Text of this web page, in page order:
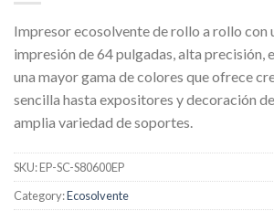
Impresor ecosolvente de rollo a rollo con
impresión de 64 pulgadas, alta precisión,
una mayor gama de colores que ofrece
sencilla hasta expositores y decoración
amplia variedad de soportes.
SKU:EP-SC-S80600EP
Category:Ecosolvente